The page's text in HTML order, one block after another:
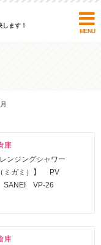
ます！
MENU
庫
レンジングシャワー
ミガミ）】 PV
VP-26
庫